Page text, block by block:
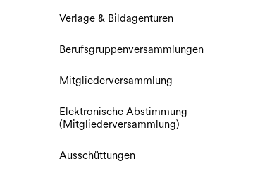
Verlage & Bildagenturen
Berufsgruppenversammlungen
Mitgliederversammlung
Elektronische Abstimmung
(Mitgliederversammlung)
Ausschüttungen